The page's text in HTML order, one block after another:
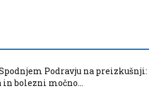
Podravju na preizkušnji:
in bolezni močno...